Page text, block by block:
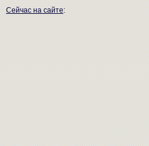
Сейчас на сайте: